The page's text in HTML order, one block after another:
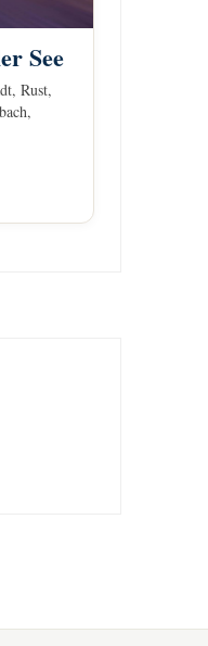
See
Rust,